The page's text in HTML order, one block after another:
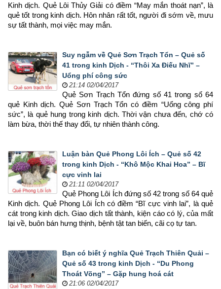
Kinh dịch. Quẻ Lôi Thủy Giải có điềm “May mắn thoát nạn”, là
quẻ tốt trong kinh dịch. Hôn nhân rất tốt, người đi sớm về, mưu
sự tất thành, mọi việc may mắn.
Suy ngẫm về Quẻ Sơn Trạch Tổn – Quẻ số
41 trong kinh Dịch - “Thôi Xa Điếu Nhĩ” –
Uổng phí công sức
21:14 02/04/2017
Quẻ Sơn Trạch Tổn đứng số 41 trong số 64
quẻ Kinh dịch. Quẻ Sơn Trạch Tổn có điềm “Uổng công phí
sức”, là quẻ hung trong kinh dịch. Thời vận chưa đến, chớ có
làm bừa, thời thế thay đổi, tự nhiên thành công.
Luận bàn Quẻ Phong Lôi Ích – Quẻ số 42
trong kinh Dịch - “Khô Mộc Khai Hoa” – Bĩ
cực vinh lai
21:11 02/04/2017
Quẻ Phong Lôi Ích đứng số 42 trong số 64 quẻ
Kinh dịch. Quẻ Phong Lôi Ích có điềm “Bĩ cực vinh lai”, là quẻ
cát trong kinh dịch. Giao dịch tất thành, kiện cáo có lý, của mất
lại về, buôn bán hưng thịnh, bệnh tật tan biến, cãi cọ tự tan.
Bạn có biết ý nghĩa Quẻ Trạch Thiên Quải –
Quẻ số 43 trong kinh Dịch - “Du Phong
Thoát Võng” – Gặp hung hoá cát
21:06 02/04/2017